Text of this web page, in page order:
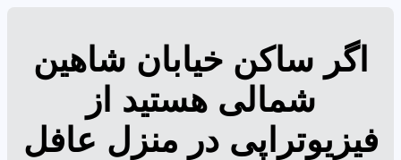
اگر ساکن خیابان شاهین
شمالی هستید از
فیزیوتراپی در منزل عافل